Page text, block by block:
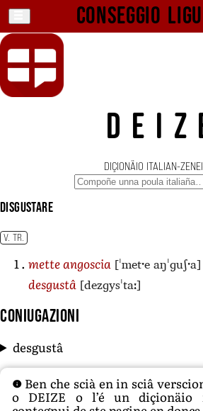
Conseggio
DIÇIONÄIO ITALIAN-
disgustare
V. TR.
mette angoscia [ˈmetˑe aŋˈɡuʃˑa]
desgustâ [dezɡysˈtaː]
Coniugazioni
desgustâ
Ben che scià en in sciâ
o DEIZE o l’é un diçionäio